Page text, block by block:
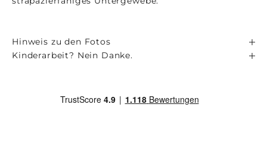
Hinweis zu den Fotos
Kinderarbeit? Nein Danke.